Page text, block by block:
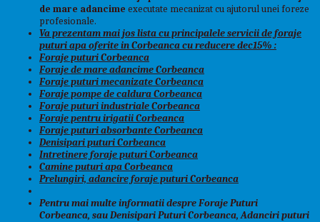
de mare adancime executate mecanizat cu ajutorul unei foreze
profesionale.
Va prezentam mai jos lista cu principalele servicii de foraje
puturi apa oferite in Corbeanca cu reducere dec15% :
Foraje puturi Corbeanca
Foraje de mare adancime Corbeanca
Foraje puturi mecanizate Corbeanca
Foraje pompe de caldura Corbeanca
Foraje puturi industriale Corbeanca
Foraje pentru irigatii Corbeanca
Foraje puturi absorbante Corbeanca
Denisipari puturi Corbeanca
Intretinere foraje puturi Corbeanca
Camine puturi apa Corbeanca
Prelungiri, adancire foraje puturi Corbeanca
Pentru mai multe informatii despre Foraje Puturi
Corbeanca, sau Denisipari Puturi Corbeanca, Adanciri puturi